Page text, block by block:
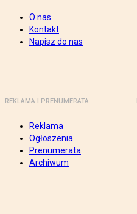
O nas
Kontakt
Napisz do nas
REKLAMA I PRENUMERATA
Reklama
Ogłoszenia
Prenumerata
Archiwum